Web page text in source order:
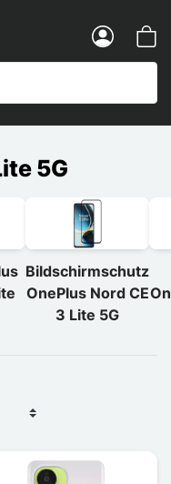
Zubehör für
5G
Bildschirmschutz
OnePlus Nord CE
3 Lite 5G